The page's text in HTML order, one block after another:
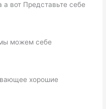
вот Представьте себе
можем себе
хорошие